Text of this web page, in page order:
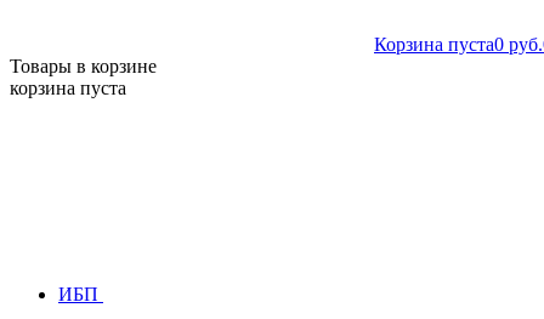
Корзина пуста0 руб.
Товары в корзине
корзина пуста
ИБП